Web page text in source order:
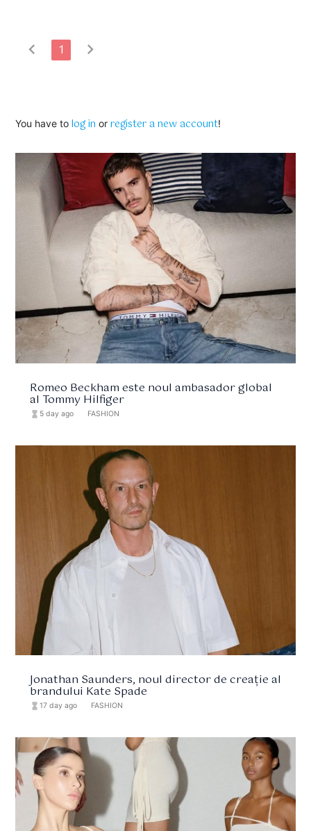
chevron_left 1 chevron_right
You have to log in orregister a new account!
Romeo Beckham este noul ambasador global
al Tommy Hilfiger
hourglass_full 5 day ago FASHION
Jonathan Saunders, noul director de creație al
brandului Kate Spade
hourglass_full 17 day ago FASHION